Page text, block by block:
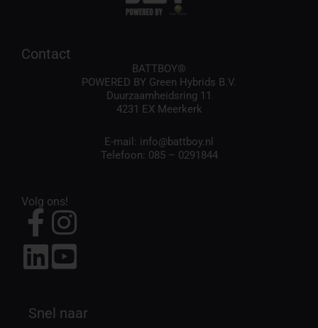
Contact
BATTBOY®
POWERED BY Green Hybrids B.V.
Duurzaamheidsring 11
4231 EX Meerkerk
E-mail: info@battboy.nl
Telefoon: 085 – 0291844
Volg ons!
Snel naar